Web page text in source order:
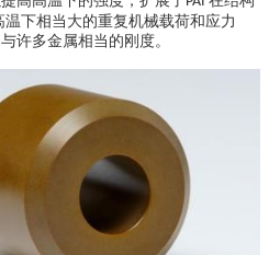
下相当大的重复机械载荷和应力
许多金属相当的刚度。